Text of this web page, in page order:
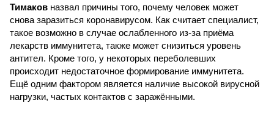
Тимаков назвал причины того, почему человек может
снова заразиться коронавирусом. Как считает специалист,
такое возможно в случае ослабленного из-за приёма
лекарств иммунитета, также может снизиться уровень
антител. Кроме того, у некоторых переболевших
происходит недостаточное формирование иммунитета.
Ещё одним фактором является наличие высокой вирусной
нагрузки, частых контактов с заражёнными.